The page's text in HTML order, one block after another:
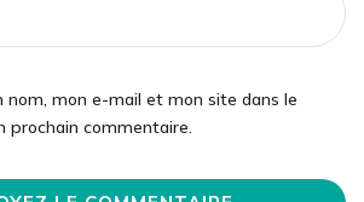
nom, mon e-mail et mon site dans le
prochain commentaire.